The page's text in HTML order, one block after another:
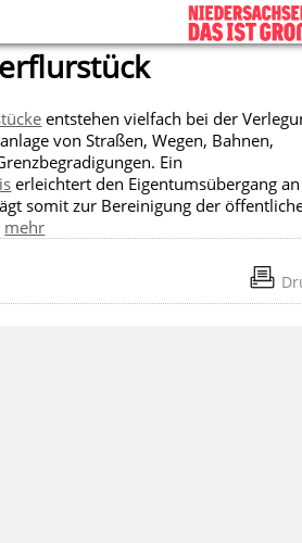
entstehen vielfach bei der
von Straßen, Wegen, Bahnen,
Ein
erleichtert den Eigentumsübergang an
somit zur Bereinigung der
mehr